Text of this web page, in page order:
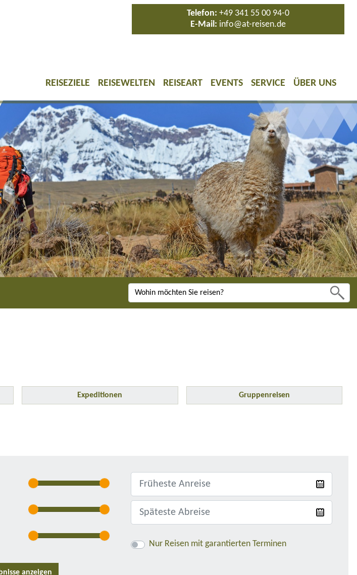
Telefon: +49 341 55 00 94-0
E-Mail: info@at-reisen.de
REISEZIELE REISEWELTEN REISEART EVENTS SERVICE ÜBER UNS
Expeditionen Gruppenreisen
Nur Reisen mit garantierten Terminen